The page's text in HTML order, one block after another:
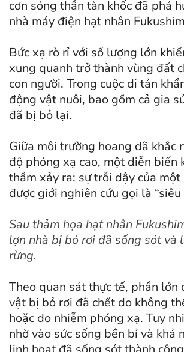
cơn sóng thần tàn khốc đã phá
nhà máy điện hạt nhân
Bức xạ rò rỉ với số lượng lớn
xung quanh trở thành vùng đất
con người. Trong cuộc di tản
động vật nuôi, bao gồm cả gia
đã bị bỏ lại.
Giữa môi trường hoang dã khắc
độ phóng xạ cao, một diễn biến
thầm xảy ra: sự trỗi dậy của
được giới nghiên cứu gọi là “siêu
Sau thảm họa hạt nhân
lợn nhà bị bỏ rơi đã sống sót và
rừng.
Theo quan sát thực tế, phần lớn
vật bị bỏ rơi đã chết do không
hoặc do nhiễm phóng xạ. Tuy
nhờ vào sức sống bền bỉ và khả